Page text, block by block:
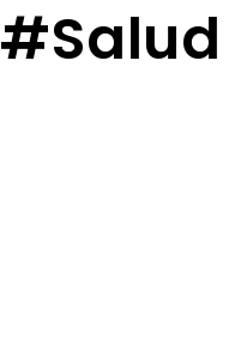
#Salud